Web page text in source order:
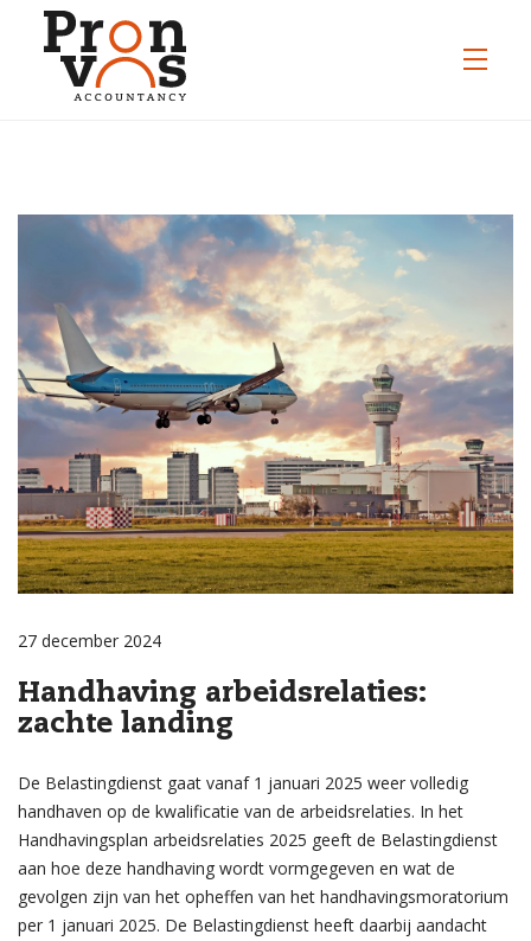
27 december 2024
Handhaving arbeidsrelaties:
zachte landing
De Belastingdienst gaat vanaf 1 januari 2025 weer volledig
handhaven op de kwalificatie van de arbeidsrelaties. In het
Handhavingsplan arbeidsrelaties 2025 geeft de Belastingdienst
aan hoe deze handhaving wordt vormgegeven en wat de
gevolgen zijn van het opheffen van het handhavingsmoratorium
per 1 januari 2025. De Belastingdienst heeft daarbij aandacht